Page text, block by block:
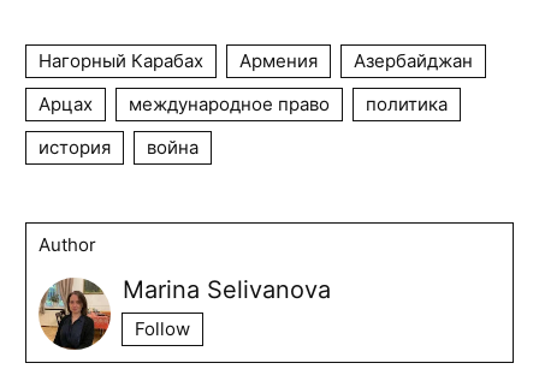
Нагорный Карабах Армения
Азербайджан
Арцах
международное право
политика
история
война
Author
Marina Selivanova
Follow